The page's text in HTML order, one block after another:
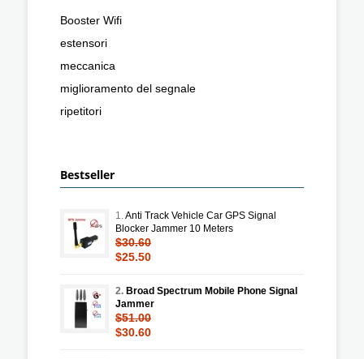
Booster Wifi
estensori
meccanica
miglioramento del segnale
ripetitori
Bestseller
1.Anti Track Vehicle Car GPS Signal
Blocker Jammer 10 Meters
$30.60
$25.50
2. Broad Spectrum Mobile Phone Signal
Jammer
$51.00
$30.60